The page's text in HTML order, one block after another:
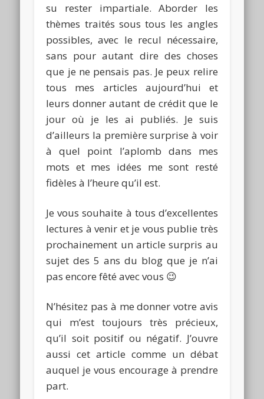
su rester impartiale. Aborder les
thèmes traités sous tous les angles
possibles, avec le recul nécessaire,
sans pour autant dire des choses
que je ne pensais pas. Je peux relire
tous mes articles aujourd’hui et
leurs donner autant de crédit que le
jour où je les ai publiés. Je suis
d’ailleurs la première surprise à voir
à quel point l’aplomb dans mes
mots et mes idées me sont resté
fidèles à l’heure qu’il est.
Je vous souhaite à tous d’excellentes
lectures à venir et je vous publie très
prochainement un article surpris au
sujet des 5 ans du blog que je n’ai
pas encore fêté avec vous 😉
N’hésitez pas à me donner votre avis
qui m’est toujours très précieux,
qu’il soit positif ou négatif. J’ouvre
aussi cet article comme un débat
auquel je vous encourage à prendre
part.